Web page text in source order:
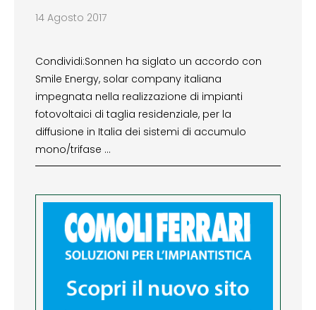
14 Agosto 2017
Condividi:Sonnen ha siglato un accordo con
Smile Energy, solar company italiana
impegnata nella realizzazione di impianti
fotovoltaici di taglia residenziale, per la
diffusione in Italia dei sistemi di accumulo
mono/trifase …